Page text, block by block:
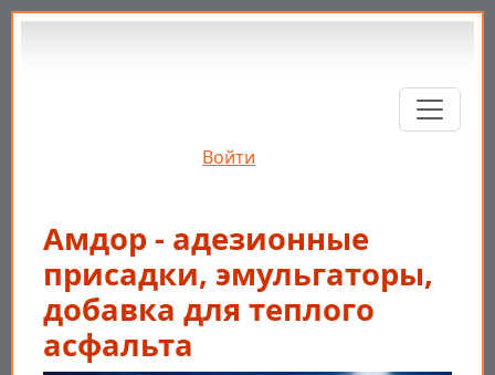
Перейти к основному содержанию
Войти
Амдор - адезионные
присадки, эмульгаторы,
добавка для теплого
асфальта